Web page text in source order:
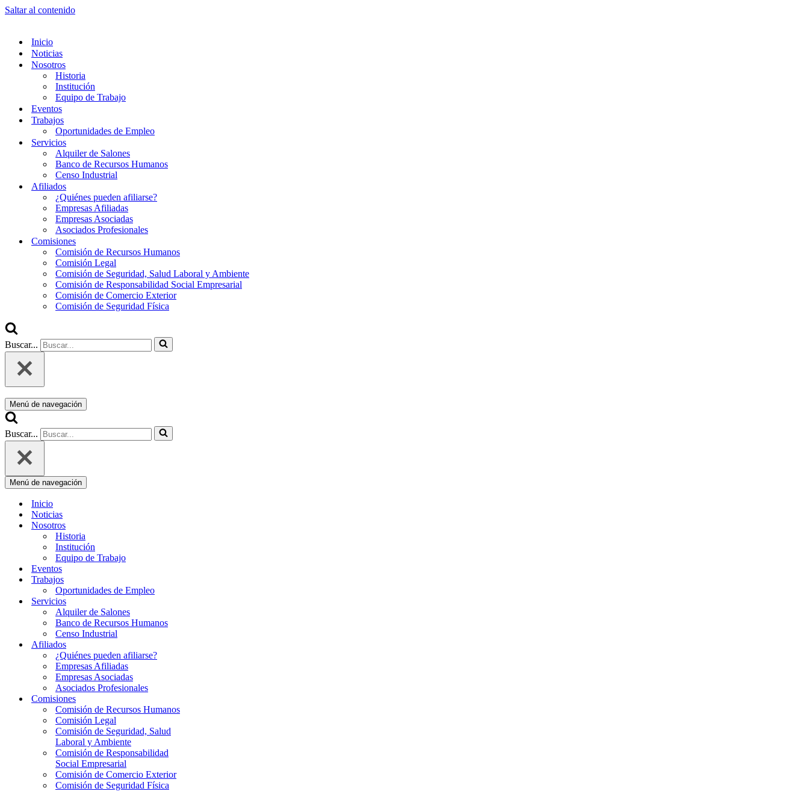
Saltar al contenido
Inicio
Noticias
Nosotros
Historia
Institución
Equipo de Trabajo
Eventos
Trabajos
Oportunidades de Empleo
Servicios
Alquiler de Salones
Banco de Recursos Humanos
Censo Industrial
Afiliados
¿Quiénes pueden afiliarse?
Empresas Afiliadas
Empresas Asociadas
Asociados Profesionales
Comisiones
Comisión de Recursos Humanos
Comisión Legal
Comisión de Seguridad, Salud Laboral y Ambiente
Comisión de Responsabilidad Social Empresarial
Comisión de Comercio Exterior
Comisión de Seguridad Física
Buscar...
Menú de navegación
Buscar...
Menú de navegación
Inicio
Noticias
Nosotros
Historia
Institución
Equipo de Trabajo
Eventos
Trabajos
Oportunidades de Empleo
Servicios
Alquiler de Salones
Banco de Recursos Humanos
Censo Industrial
Afiliados
¿Quiénes pueden afiliarse?
Empresas Afiliadas
Empresas Asociadas
Asociados Profesionales
Comisiones
Comisión de Recursos Humanos
Comisión Legal
Comisión de Seguridad, Salud
Laboral y Ambiente
Comisión de Responsabilidad
Social Empresarial
Comisión de Comercio Exterior
Comisión de Seguridad Física